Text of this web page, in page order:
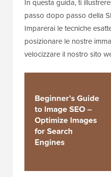
In questa guida, ti
passo dopo passo della
Imparerai le tecniche
posizionare le nostre
velocizzare il nostro sito